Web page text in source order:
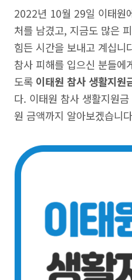
2022년 10월 29일 이태원
처를 남겼고, 지금도 많은
힘든 시간을 보내고 계십니
참사 피해를 입으신 분들에
도록 이태원 참사 생활지원
다. 이태원 참사 생활지원
원 금액까지 알아보겠습니